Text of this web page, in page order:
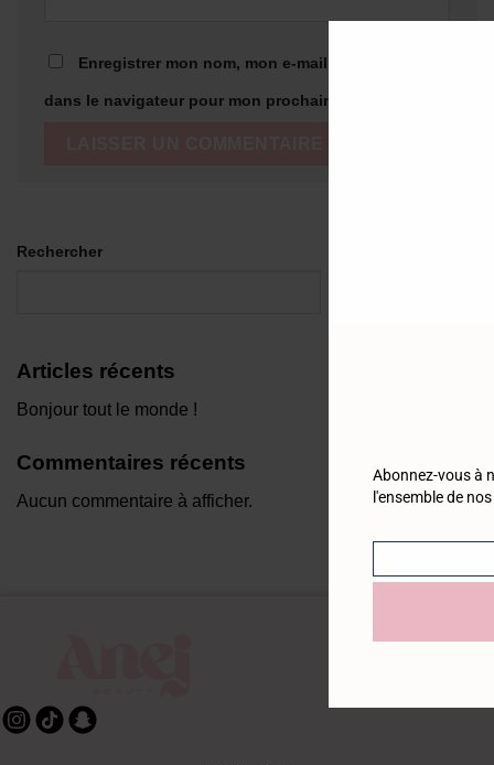
Enregistrer mon nom, mon e-mail et mon site
dans le navigateur pour mon prochain commentaire.
Rechercher
Articles récents
Bonjour tout le monde !
Commentaires récents
Aucun commentaire à afficher.
Abonnez-vous à
l'ensemble de